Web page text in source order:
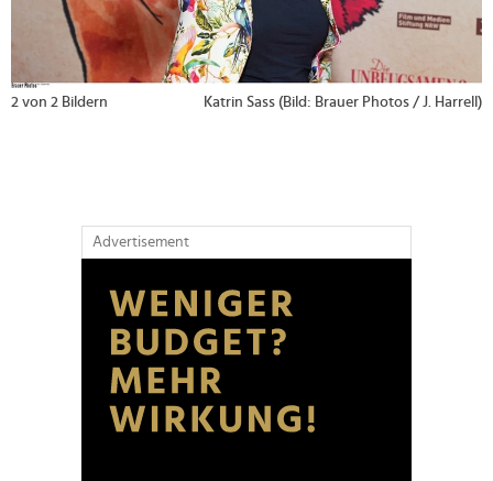
2 von 2 Bildern Katrin Sass (Bild: Brauer Photos / J. Harrell)
Advertisement